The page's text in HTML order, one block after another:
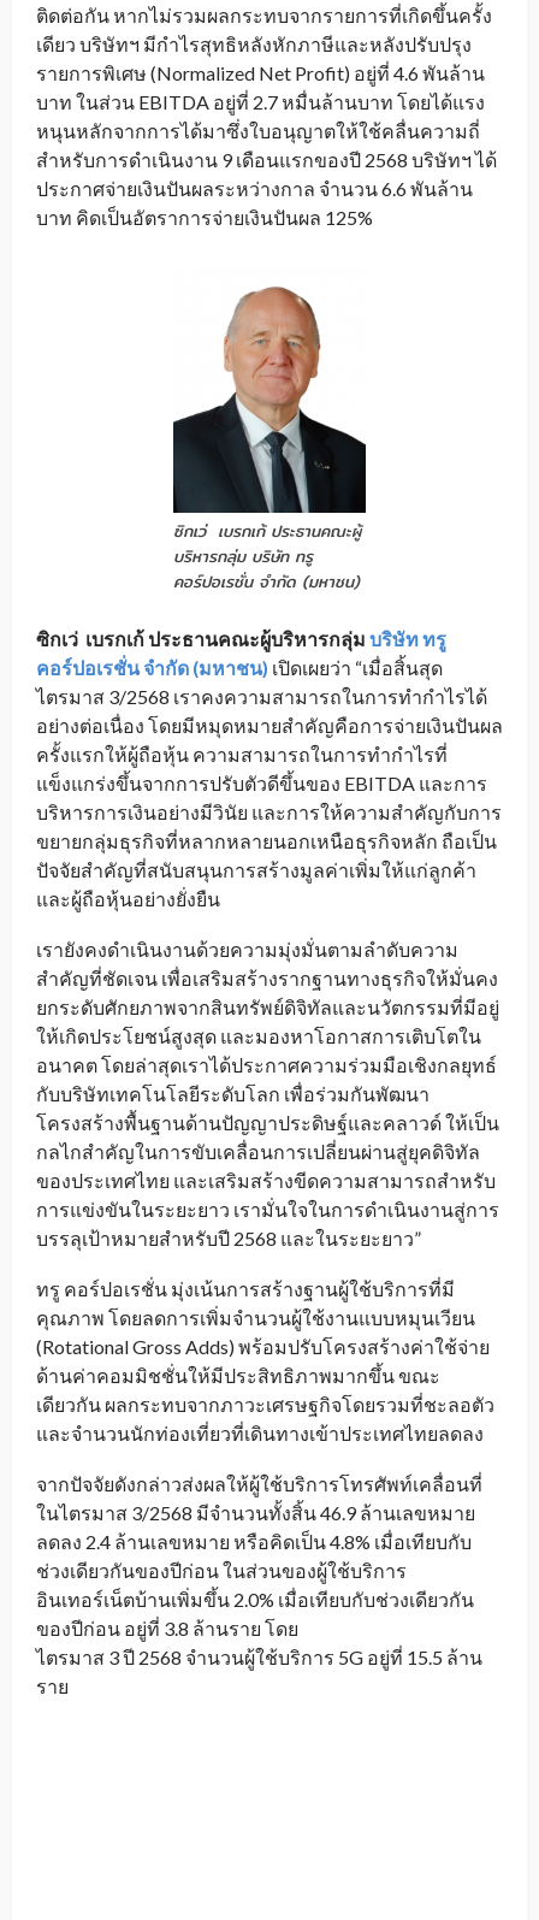
ติดต่อกัน หากไม่รวมผลกระทบจากรายการที่เกิดขึ้นครั้ง
เดียว บริษัทฯ มีกำไรสุทธิหลังหักภาษีและหลังปรับปรุง
รายการพิเศษ (Normalized Net Profit) อยู่ที่ 4.6 พันล้าน
บาท ในส่วน EBITDA อยู่ที่ 2.7 หมื่นล้านบาท โดยได้แรง
หนุนหลักจากการได้มาซึ่งใบอนุญาตให้ใช้คลื่นความถี่
สำหรับการดำเนินงาน 9 เดือนแรกของปี 2568 บริษัทฯ ได้
ประกาศจ่ายเงินปันผลระหว่างกาล จำนวน 6.6 พันล้าน
บาท คิดเป็นอัตราการจ่ายเงินปันผล 125%
ซิกเว่ เบรกเก้ ประธานคณะผู้
บริหารกลุ่ม บริษัท ทรู
คอร์ปอเรชั่น จำกัด (มหาชน)
ซิกเว่ เบรกเก้ ประธานคณะผู้บริหารกลุ่ม บริษัท ทรู
คอร์ปอเรชั่น จำกัด (มหาชน) เปิดเผยว่า “เมื่อสิ้นสุด
ไตรมาส 3/2568 เราคงความสามารถในการทำกำไรได้
อย่างต่อเนื่อง โดยมีหมุดหมายสำคัญคือการจ่ายเงินปันผล
ครั้งแรกให้ผู้ถือหุ้น ความสามารถในการทำกำไรที่
แข็งแกร่งขึ้นจากการปรับตัวดีขึ้นของ EBITDA และการ
บริหารการเงินอย่างมีวินัย และการให้ความสำคัญกับการ
ขยายกลุ่มธุรกิจที่หลากหลายนอกเหนือธุรกิจหลัก ถือเป็น
ปัจจัยสำคัญที่สนับสนุนการสร้างมูลค่าเพิ่มให้แก่ลูกค้า
และผู้ถือหุ้นอย่างยั่งยืน
เรายังคงดำเนินงานด้วยความมุ่งมั่นตามลำดับความ
สำคัญที่ชัดเจน เพื่อเสริมสร้างรากฐานทางธุรกิจให้มั่นคง
ยกระดับศักยภาพจากสินทรัพย์ดิจิทัลและนวัตกรรมที่มีอยู่
ให้เกิดประโยชน์สูงสุด และมองหาโอกาสการเติบโตใน
อนาคต โดยล่าสุดเราได้ประกาศความร่วมมือเชิงกลยุทธ์
กับบริษัทเทคโนโลยีระดับโลก เพื่อร่วมกันพัฒนา
โครงสร้างพื้นฐานด้านปัญญาประดิษฐ์และคลาวด์ ให้เป็น
กลไกสำคัญในการขับเคลื่อนการเปลี่ยนผ่านสู่ยุคดิจิทัล
ของประเทศไทย และเสริมสร้างขีดความสามารถสำหรับ
การแข่งขันในระยะยาว เรามั่นใจในการดำเนินงานสู่การ
บรรลุเป้าหมายสำหรับปี 2568 และในระยะยาว”
ทรู คอร์ปอเรชั่น มุ่งเน้นการสร้างฐานผู้ใช้บริการที่มี
คุณภาพ โดยลดการเพิ่มจำนวนผู้ใช้งานแบบหมุนเวียน
(Rotational Gross Adds) พร้อมปรับโครงสร้างค่าใช้จ่าย
ด้านค่าคอมมิชชั่นให้มีประสิทธิภาพมากขึ้น ขณะ
เดียวกัน ผลกระทบจากภาวะเศรษฐกิจโดยรวมที่ชะลอตัว
และจำนวนนักท่องเที่ยวที่เดินทางเข้าประเทศไทยลดลง
จากปัจจัยดังกล่าวส่งผลให้ผู้ใช้บริการโทรศัพท์เคลื่อนที่
ในไตรมาส 3/2568 มีจำนวนทั้งสิ้น 46.9 ล้านเลขหมาย
ลดลง 2.4 ล้านเลขหมาย หรือคิดเป็น 4.8% เมื่อเทียบกับ
ช่วงเดียวกันของปีก่อนในส่วนของผู้ใช้บริการ
อินเทอร์เน็ตบ้านเพิ่มขึ้น 2.0% เมื่อเทียบกับช่วงเดียวกัน
ของปีก่อน อยู่ที่ 3.8 ล้านราย โดย
ไตรมาส 3 ปี 2568 จำนวนผู้ใช้บริการ 5G อยู่ที่ 15.5 ล้าน
ราย